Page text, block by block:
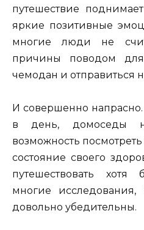
путешествие
яркие позитивные
многие люди не
причины поводом для
чемодан и отправиться
И совершенно
в день, домоседы
возможность
состояние своего
путешествовать
многие
довольно убедительны.